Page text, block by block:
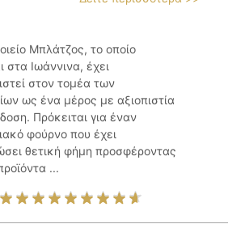
Μπλάτζος, το οποίο
στα Ιωάννινα, έχει
στον τομέα των
ως ένα μέρος με αξιοπιστία
Πρόκειται για έναν
φούρνο που έχει
θετική φήμη προσφέροντας
...